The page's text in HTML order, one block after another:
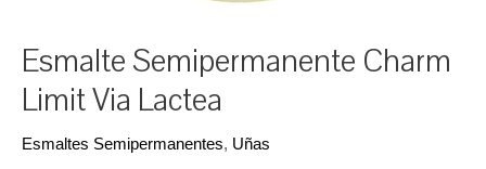
Esmalte Semipermanente Charm
Limit Via Lactea
Esmaltes Semipermanentes, Uñas